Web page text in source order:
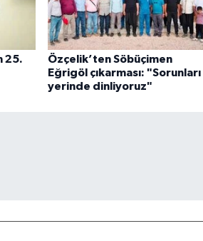
25.
Özçelik’ten Söbüçimen
Eğrigöl çıkarması: "Sorunları
yerinde dinliyoruz"